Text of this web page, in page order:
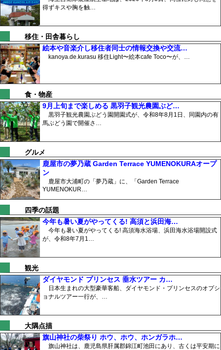
得ずキスや胸を触…
移住・田舎暮らし
絵本や音楽介し移住者同士の情報交換や交流…
kanoya.de.kurasu 移住Light〜絵本cafe Toco〜が、…
食・物産
9月上旬まで楽しめる 黒羽子観光農園ぶど…
黒羽子観光農園ぶどう園開園式が、令和8年8月1日、同園内の有
馬ぶどう園で開催さ…
グルメ
鹿屋市の夢乃蔵 Garden Terrace YUMENOKURAオープ
ン
鹿屋市大浦町の「夢乃蔵」に、「Garden Terrace
YUMENOKUR…
四季の話題
今年も暑い夏がやってくる! 高須と浜田海…
今年も暑い夏がやってくる! 高須海水浴場、浜田海水浴場開設式
が、令和8年7月1…
観光
ダイヤモンド プリンセス 垂水ツアー カ…
日本生まれの大型豪華客船、ダイヤモンド・プリンセスのオプシ
ョナルツアー一行が、…
大隅点描
旗山神社の柴祭り ホウ、ホウ、ホンガラホ…
旗山神社は、鹿児島県肝属郡錦江町池田にあり、古くは平安期に